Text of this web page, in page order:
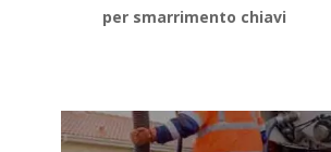
per smarrimento chiavi